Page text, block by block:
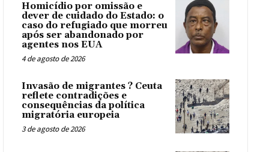
Homicídio por omissão e
dever de cuidado do Estado: o
caso do refugiado que morreu
após ser abandonado por
agentes nos EUA
4 de agosto de 2026
Invasão de migrantes ? Ceuta
reflete contradições e
consequências da política
migratória europeia
3 de agosto de 2026